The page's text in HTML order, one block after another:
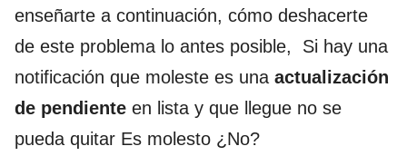
enseñarte a continuación, cómo deshacerte
de este problema lo antes posible, Si hay una
notificación que moleste es una actualización
de pendiente en lista y que llegue no se
pueda quitar Es molesto ¿No?